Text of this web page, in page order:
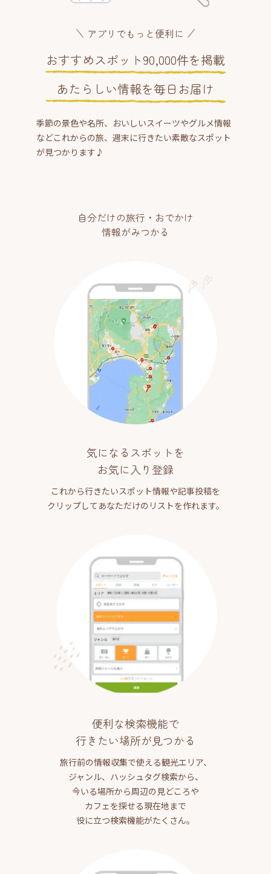
アプリでもっと便利に
おすすめスポット90,000件を掲載
あたらしい情報を毎日お届け
季節の景色や名所、おいしいスイーツやグルメ情報
などこれからの旅、週末に行きたい素敵なスポット
が見つかります♪
自分だけの旅行・おでかけ
情報がみつかる
気になるスポットを
お気に入り登録
これから行きたいスポット情報や記事投稿を
クリップしてあなただけのリストを作れます。
便利な検索機能で
行きたい場所が見つかる
旅行前の情報収集で使える観光エリア、
ジャンル、ハッシュタグ検索から、
今いる場所から周辺の見どころや
カフェを探せる現在地まで
役に立つ検索機能がたくさん。